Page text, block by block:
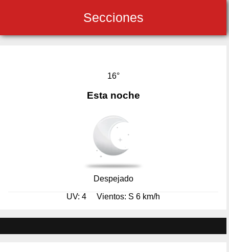
Secciones
16°
Esta noche
Despejado
UV: 4 Vientos: S 6 km/h